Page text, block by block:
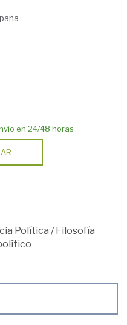
en 24/48 horas
Política /Filosofía